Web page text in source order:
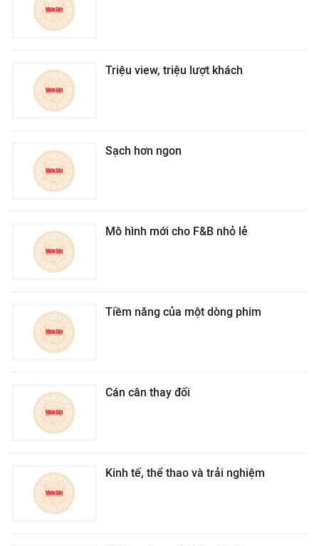
Triệu view, triệu lượt khách
Sạch hơn ngon
Mô hình mới cho F&B nhỏ lẻ
Tiềm năng của một dòng phim
Cán cân thay đổi
Kinh tế, thể thao và trải nghiệm